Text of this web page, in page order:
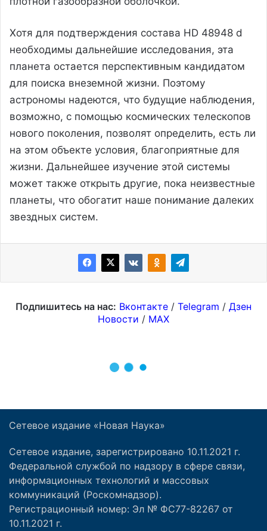
Сетевое издание «Новая Наука»
Сетевое издание, зарегистрировано 10.11.2021 г.
Федеральной службой по надзору в сфере связи,
информационных технологий и массовых
коммуникаций (Роскомнадзор).
Регистрационный номер: Эл № ФС77-82267 от
10.11.2021 г.